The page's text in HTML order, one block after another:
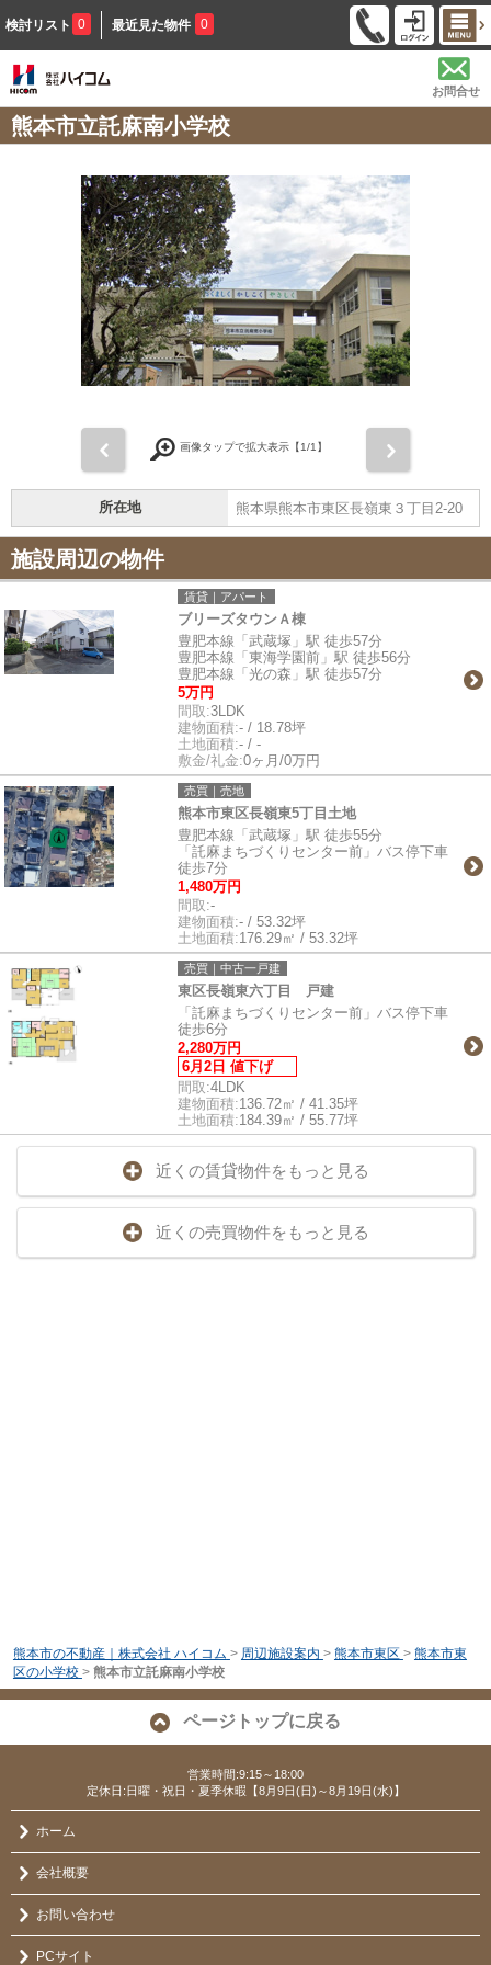
検討リスト 0 最近見た物件 0
お問合せ
熊本市立託麻南小学校
画像タップで拡大表示【1/1】
所在地 熊本県熊本市東区長嶺東３丁目2-20
施設周辺の物件
賃貸｜アパート
ブリーズタウンＡ棟
豊肥本線「武蔵塚」駅 徒歩57分
豊肥本線「東海学園前」駅 徒歩56分
豊肥本線「光の森」駅 徒歩57分
5万円
間取:3LDK
建物面積:- / 18.78坪
土地面積:- / -
敷金/礼金:0ヶ月/0万円
売買｜売地
熊本市東区長嶺東5丁目土地
豊肥本線「武蔵塚」駅 徒歩55分
「託麻まちづくりセンター前」バス停下車
徒歩7分
1,480万円
間取:-
建物面積:- / 53.32坪
土地面積:176.29㎡ / 53.32坪
売買｜中古一戸建
東区長嶺東六丁目 戸建
「託麻まちづくりセンター前」バス停下車
徒歩6分
2,280万円
6月2日 値下げ
間取:4LDK
建物面積:136.72㎡ / 41.35坪
土地面積:184.39㎡ / 55.77坪
近くの賃貸物件をもっと見る
近くの売買物件をもっと見る
熊本市の不動産｜株式会社 ハイコム > 周辺施設案内 > 熊本市東区 > 熊本市東
区の小学校 > 熊本市立託麻南小学校
ページトップに戻る
営業時間:9:15～18:00
定休日:日曜・祝日・夏季休暇【8月9日(日)～8月19日(水)】
ホーム
会社概要
お問い合わせ
PCサイト